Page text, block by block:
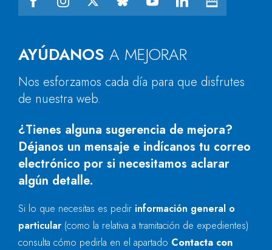
AYÚDANOS A MEJORAR
Nos esforzamos cada día para que disfrutes
de nuestra web.
¿Tienes alguna sugerencia de mejora?
Déjanos un mensaje e indícanos tu correo
electrónico por si necesitamos aclarar
algún detalle.
Si lo que necesitas es pedir información general o
particular (como la relativa a tramitación de expedientes)
consulta cómo pedirla en el apartado Contacta con